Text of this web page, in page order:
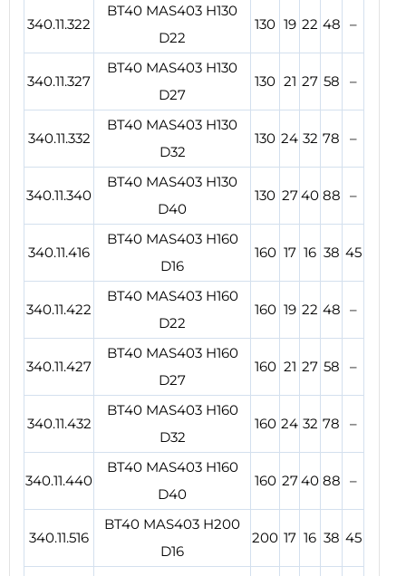
340.11.322
BT40 MAS403 H130
D22
130 19 22 48 –
340.11.327
BT40 MAS403 H130
D27
130 21 27 58 –
340.11.332
BT40 MAS403 H130
D32
130 24 32 78 –
340.11.340
BT40 MAS403 H130
D40
130 2740 88 –
340.11.416
BT40 MAS403 H160
D16
160 17 16 38 45
340.11.422
BT40 MAS403 H160
D22
160 19 22 48 –
340.11.427
BT40 MAS403 H160
D27
160 21 27 58 –
340.11.432
BT40 MAS403 H160
D32
160 24 32 78 –
340.11.440
BT40 MAS403 H160
D40
160 2740 88 –
340.11.516
BT40 MAS403 H200
D16
200 17 16 38 45